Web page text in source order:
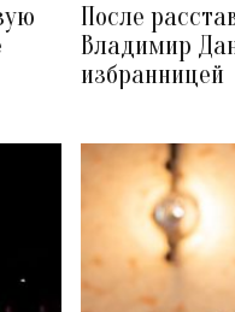
После
Владимир
избранницей